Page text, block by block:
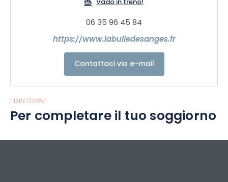
Vado in treno!
06 35 96 45 84
https://www.labulledesanges.fr
Contattaci via e-mail
I DINTORNI
Per completare il tuo soggiorno